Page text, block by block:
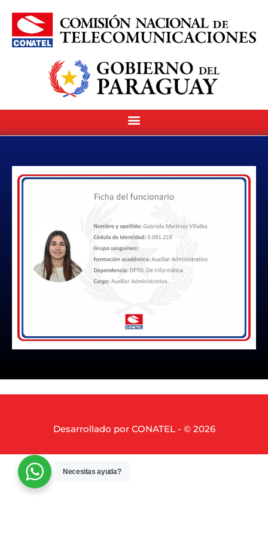
Desarrollado por CONATEL - © 2026
Necesitas ayuda?